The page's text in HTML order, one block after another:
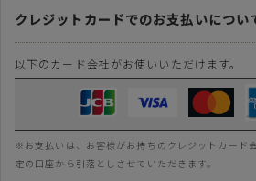
クレジットカードでのお支払いについ
以下のカード会社がお使いいただけます。
※お支払いは、お客様がお持ちのクレジットカード
定の口座から引落としさせていただきます。